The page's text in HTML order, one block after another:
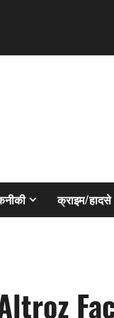
क्राइम/हादसे